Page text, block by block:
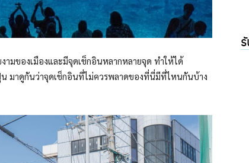
มของเมืองและมีจุดเช็กอินหลากหลายจุด ทำให้ได้
มาดูกันว่าจุดเช็กอินที่ไม่ควรพลาดของที่นี่มีที่ไหนกันบ้าง